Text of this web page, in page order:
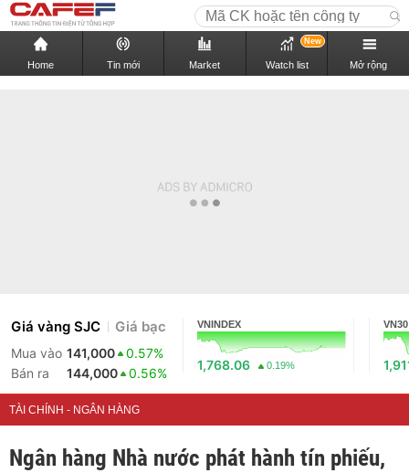
Home Tin mới Market Watch list
New
Mở rộng
Giá vàng SJC Giá bạc
Mua vào 141,000
0.57%
Bán ra
144,000 0.56%
VNINDEX
1,768.06 0.19%
VN30
TÀI CHÍNH - NGÂN HÀNG
Ngân hàng Nhà nước phát hành tín phiếu,